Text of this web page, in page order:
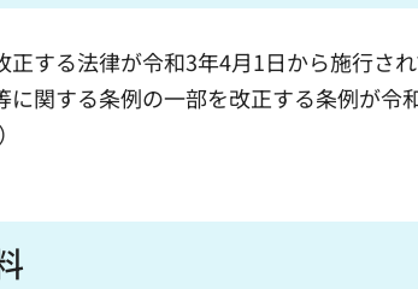
正する法律が令和3年4月1日から施行さ
関する条例の一部を改正する条例が令
）